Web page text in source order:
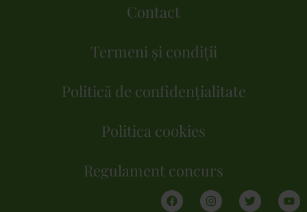
Contact
Termeni și condiții
Politică de confidențialitate
Politica cookies
Regulament concurs